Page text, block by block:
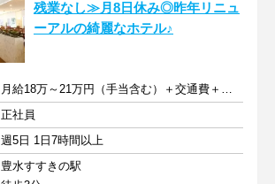
残業なし≫月8日休み◎昨年リニュ
ーアルの綺麗なホテル♪
月給18万～21万円（手当含む）＋交通費＋賞与
正社員
週5日 1日7時間以上
豊水すすきの駅